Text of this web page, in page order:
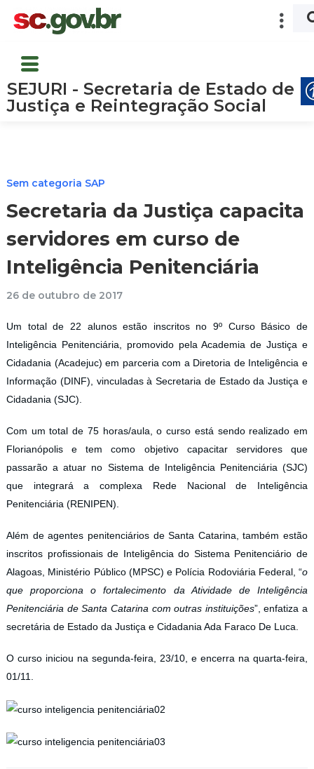
SEJURI - Secretaria de Estado de
Justiça e Reintegração Social
Sem categoria SAP
Secretaria da Justiça capacita
servidores em curso de
Inteligência Penitenciária
26 de outubro de 2017
Um total de 22 alunos estão inscritos no 9º Curso Básico de
Inteligência Penitenciária, promovido pela Academia de Justiça e
Cidadania (Acadejuc) em parceria com a Diretoria de Inteligência e
Informação (DINF), vinculadas à Secretaria de Estado da Justiça e
Cidadania (SJC).
Com um total de 75 horas/aula, o curso está sendo realizado em
Florianópolis e tem como objetivo capacitar servidores que
passarão a atuar no Sistema de Inteligência Penitenciária (SJC)
que integrará a complexa Rede Nacional de Inteligência
Penitenciária (RENIPEN).
Além de agentes penitenciários de Santa Catarina, também estão
inscritos profissionais de Inteligência do Sistema Penitenciário de
Alagoas, Ministério Público (MPSC) e Polícia Rodoviária Federal, “o
que proporciona o fortalecimento da Atividade de Inteligência
Penitenciária de Santa Catarina com outras instituições”, enfatiza a
secretária de Estado da Justiça e Cidadania Ada Faraco De Luca.
O curso iniciou na segunda-feira, 23/10, e encerra na quarta-feira,
01/11.